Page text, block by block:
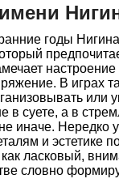
годы
настроение
В играх
или
в суете, а в
иначе. Нередко
и эстетике
как ласковый,
словно